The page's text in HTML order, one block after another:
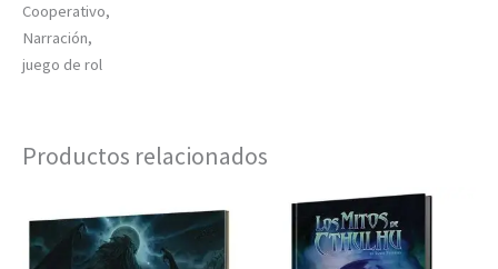
Cooperativo,
Narración,
juego de rol
Productos relacionados